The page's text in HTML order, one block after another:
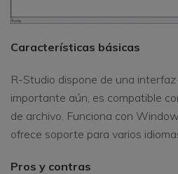
Características básicas
R-Studio dispone de una
importante aún, es compatible
de archivo. Funciona con
ofrece soporte para varios
Pros y contras